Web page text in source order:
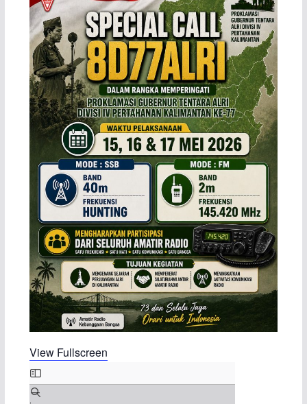
View Fullscreen